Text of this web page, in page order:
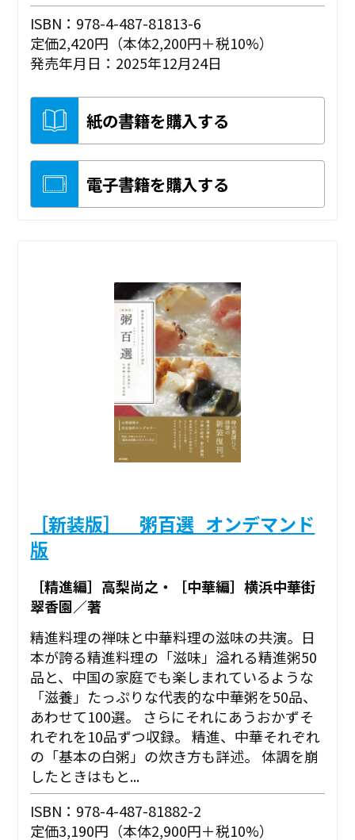
ISBN：978-4-487-81813-6
定価2,420円（本体2,200円＋税10%）
発売年月日：2025年12月24日
紙の書籍を購入する
電子書籍を購入する
［新装版］ 粥百選_オンデマンド
版
［精進編］高梨尚之・［中華編］横浜中華街
翠香園／著
精進料理の禅味と中華料理の滋味の共演。日
本が誇る精進料理の「滋味」溢れる精進粥50
品と、中国の家庭でも楽しまれているような
「滋養」たっぷりな代表的な中華粥を50品、
あわせて100選。 さらにそれにあうおかずそ
れぞれを10品ずつ収録。 精進、中華それぞれ
の「基本の白粥」の炊き方も詳述。 体調を崩
したときはもと...
ISBN：978-4-487-81882-2
定価3,190円（本体2,900円＋税10%）